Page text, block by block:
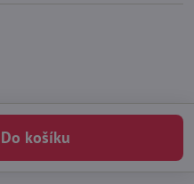
Do košíku